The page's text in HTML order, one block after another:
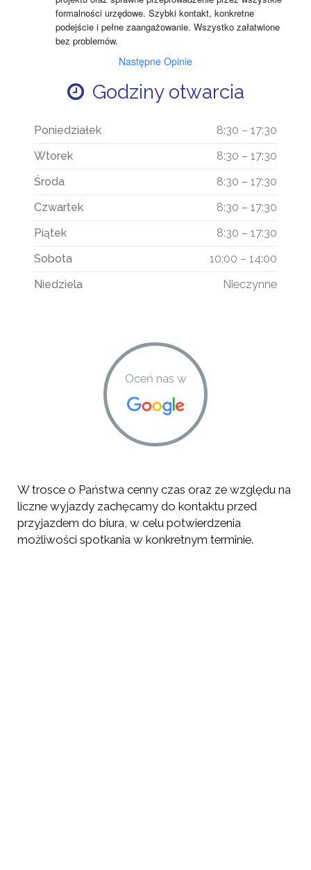
formalności urzędowe. Szybki kontakt, konkretne
podejście i pełne zaangażowanie. Wszystko załatwione
bez problemów.
Następne Opinie
Godziny otwarcia
Poniedziałek
8:30 – 17:30
Wtorek
8:30 – 17:30
Środa
8:30 – 17:30
Czwartek
8:30 – 17:30
Piątek
8:30 – 17:30
Sobota
10:00 – 14:00
Niedziela
Nieczynne
Oceń nas w
W trosce o Państwa cenny czas oraz ze względu na
liczne wyjazdy zachęcamy do kontaktu przed
przyjazdem do biura, w celu potwierdzenia
możliwości spotkania w konkretnym terminie.